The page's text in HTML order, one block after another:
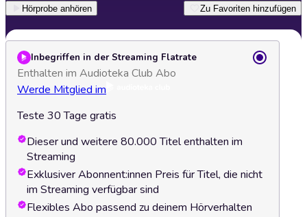
Hörprobe anhören Zu Favoriten hinzufügen
Inbegriffen in der Streaming Flatrate
Enthalten im Audioteka Club Abo
Werde Mitglied im
Teste 30 Tage gratis
Dieser und weitere 80.000 Titel enthalten im
Streaming
Exklusiver Abonnent:innen Preis für Titel, die nicht
im Streaming verfügbar sind
Flexibles Abo passend zu deinem Hörverhalten